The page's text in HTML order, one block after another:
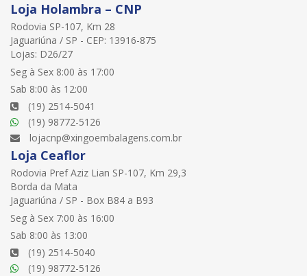
Loja Holambra – CNP
Rodovia SP-107, Km 28
Jaguariúna / SP - CEP: 13916-875
Lojas: D26/27
Seg à Sex 8:00 às 17:00
Sab 8:00 às 12:00
(19) 2514-5041
(19) 98772-5126
lojacnp@xingoembalagens.com.br
Loja Ceaflor
Rodovia Pref Aziz Lian SP-107, Km 29,3
Borda da Mata
Jaguariúna / SP - Box B84 a B93
Seg à Sex 7:00 às 16:00
Sab 8:00 às 13:00
(19) 2514-5040
(19) 98772-5126